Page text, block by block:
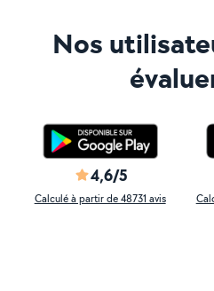
Nos
4,6/5
Calculé à partir de 48731 avis